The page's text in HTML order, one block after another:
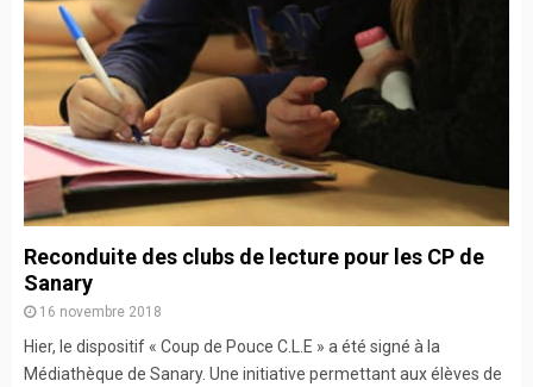
Reconduite des clubs de lecture pour les CP de
Sanary
16 novembre 2018
Hier, le dispositif « Coup de Pouce C.L.E » a été signé à la
Médiathèque de Sanary. Une initiative permettant aux élèves de